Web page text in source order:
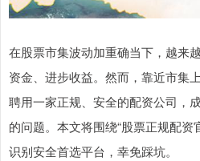
在股票市集波动加重确当下，越来
资金、进步收益。然而，靠近市集
聘用一家正规、安全的配资公司，
的问题。本文将围绕“股票正规配资
识别安全首选平台，幸免踩坑。